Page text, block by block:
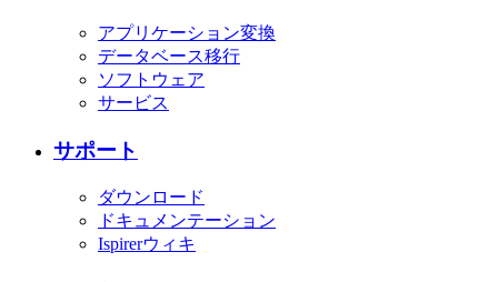
アプリケーション変換
データベース移行
ソフトウェア
サービス
サポート
ダウンロード
ドキュメンテーション
Ispirerウィキ